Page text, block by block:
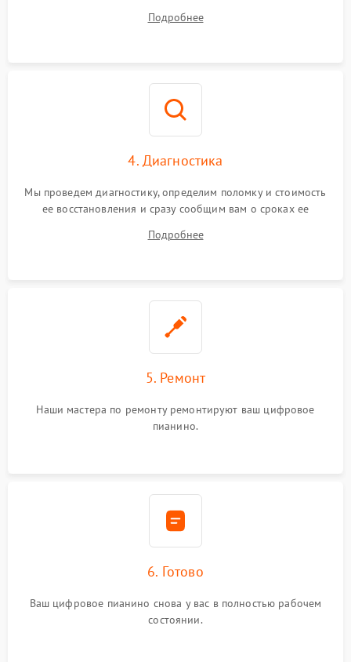
Подробнее
4. Диагностика
Мы проведем диагностику, определим поломку и стоимость
ее восстановления и сразу сообщим вам о сроках ее
Подробнее
5. Ремонт
Наши мастера по ремонту ремонтируют ваш цифровое
пианино.
6. Готово
Ваш цифровое пианино снова у вас в полностью рабочем
состоянии.